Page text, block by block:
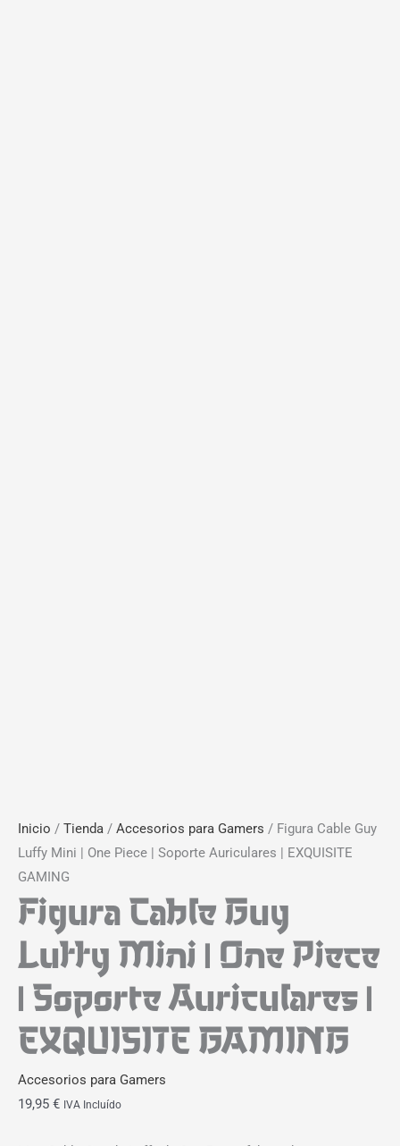
Inicio / Tienda / Accesorios para Gamers / Figura Cable Guy
Luffy Mini | One Piece | Soporte Auriculares | EXQUISITE
GAMING
Figura Cable Guy
Luffy Mini | One Piece
| Soporte Auriculares |
EXQUISITE GAMING
Accesorios para Gamers
19,95 € IVA Incluído